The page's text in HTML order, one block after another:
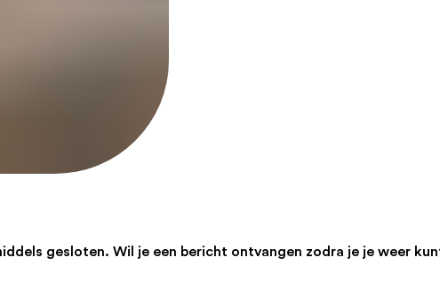
gesloten. Wil je een bericht ontvangen zodra je je weer